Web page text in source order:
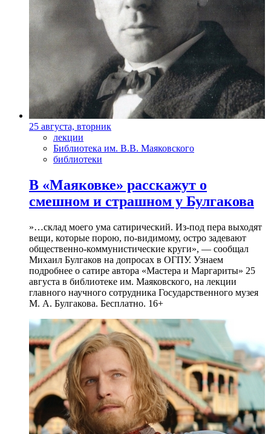
25 августа, вторник
лекции
Библиотека им. В.В. Маяковского
библиотеки
В «Маяковке» расскажут о
смешном и страшном у Булгакова
»…склад моего ума сатирический. Из-под пера выходят
вещи, которые порою, по-видимому, остро задевают
общественно-коммунистические круги», — сообщал
Михаил Булгаков на допросах в ОГПУ. Узнаем
подробнее о сатире автора «Мастера и Маргариты» 25
августа в библиотеке им. Маяковского, на лекции
главного научного сотрудника Государственного музея
М. А. Булгакова. Бесплатно. 16+